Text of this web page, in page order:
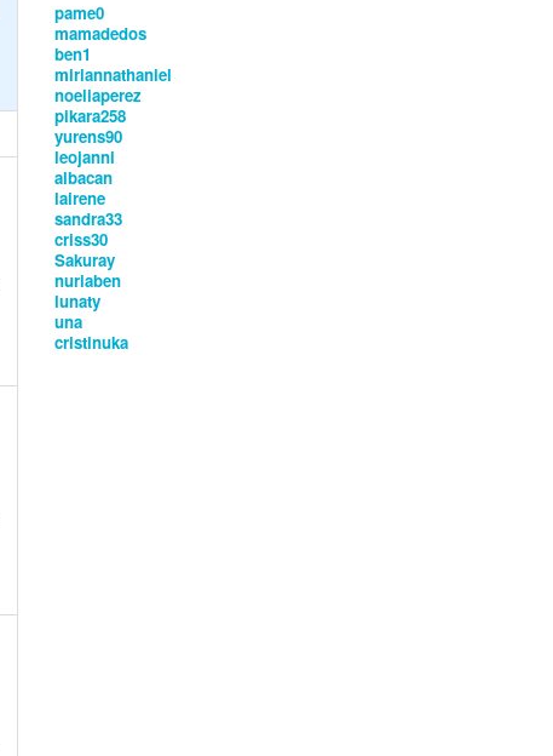
pame0
mamadedos
ben1
miriannathaniel
noeliaperez
pikara258
yurens90
leojanni
albacan
lairene
sandra33
criss30
Sakuray
nuriaben
lunaty
una
cristinuka